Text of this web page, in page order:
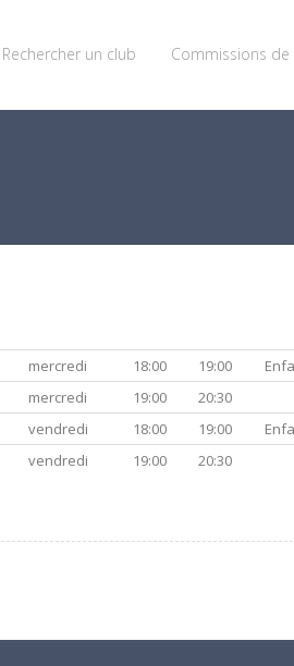
Rechercher un club Commissions de
mercredi 18:00 19:00
mercredi 19:00
20:30
vendredi 18:00 19:00
vendredi 19:00 20:30